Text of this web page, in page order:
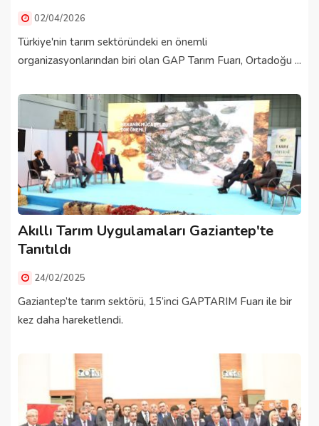
02/04/2026
Türkiye'nin tarım sektöründeki en önemli
organizasyonlarından biri olan GAP Tarım Fuarı, Ortadoğu ...
Akıllı Tarım Uygulamaları Gaziantep'te
Tanıtıldı
24/02/2025
Gaziantep’te tarım sektörü, 15’inci GAPTARIM Fuarı ile bir
kez daha hareketlendi.